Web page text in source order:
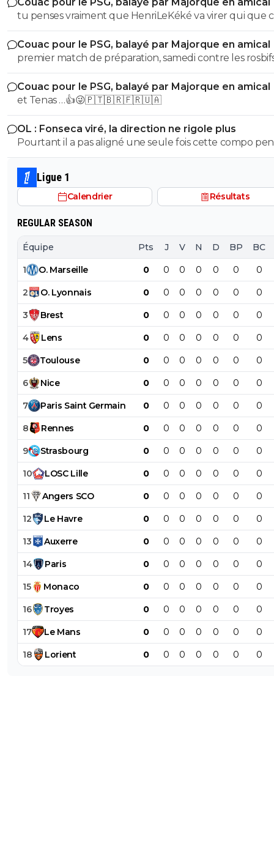
tu penses vraiment que HenriLeKéké va virer qui que
après un match comme ça ? 😏🇵🇹🇧🇷🇫🇷🇺🇦
Couac pour le PSG, balayé par Majorque en amical
premier match de préparation, samedi contre les
🇵🇹🇧🇷🇫🇷🇺🇦
Couac pour le PSG, balayé par Majorque en amical
et Tenas …👍😜🇵🇹🇧🇷🇫🇷🇺🇦
OL : Fonseca viré, la direction ne rigole plus
Pourtant il a pas aligné une seule fois cette compo
les matchs amicaux
Ligue 1
Calendrier Résultats
REGULAR SEASON
Équipe Pts J V N D BP BC
1 O. Marseille 0 0 0 0 0 0 0
2 O. Lyonnais 0 0 0 0 0 0 0
3 Brest 0 0 0 0 0 0 0
4 Lens 0 0 0 0 0 0 0
5 Toulouse 0 0 0 0 0 0 0
6 Nice 0 0 0 0 0 0 0
7 Paris Saint Germain 0 0 0 0 0 0 0
8 Rennes 0 0 0 0 0 0 0
9 Strasbourg 0 0 0 0 0 0 0
10 LOSC Lille 0 0 0 0 0 0 0
11 Angers SCO 0 0 0 0 0 0 0
12 Le Havre 0 0 0 0 0 0 0
13 Auxerre 0 0 0 0 0 0 0
14 Paris 0 0 0 0 0 0 0
15 Monaco 0 0 0 0 0 0 0
16 Troyes 0 0 0 0 0 0 0
17 Le Mans 0 0 0 0 0 0 0
18 Lorient 0 0 0 0 0 0 0